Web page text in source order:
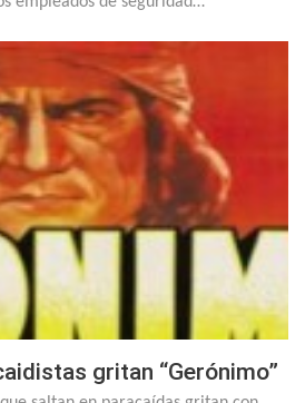
gritan “Gerónimo”